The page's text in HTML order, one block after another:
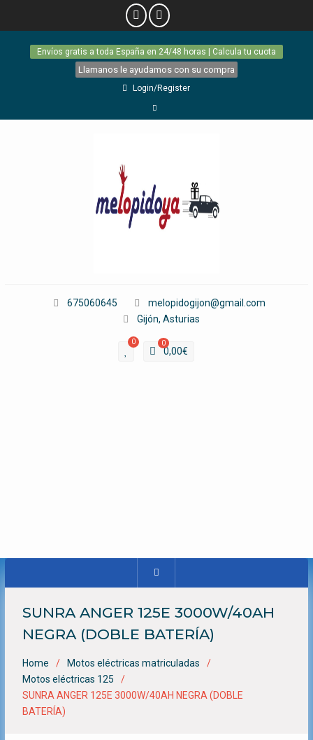
Envíos gratis a toda España en 24/48 horas | Calcula tu cuota
Llamanos le ayudamos con su compra
Login/Register
Facebook
675060645
melopidogijon@gmail.com
Gijón, Asturias
0 0
0,00€
SUNRA ANGER 125E 3000W/40AH
NEGRA (DOBLE BATERÍA)
Home
Motos eléctricas matriculadas
Motos eléctricas 125
SUNRA ANGER 125E 3000W/40AH NEGRA (DOBLE
BATERÍA)